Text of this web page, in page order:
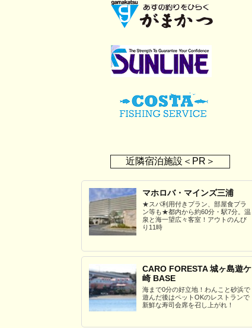
近隣宿泊施設＜PR＞
マホロバ・マインズ三浦
★スパ利用付きプラン、部屋食プラ
ン等も★都内から約60分・駅7分。温
泉と海一望広々客室！アウトのんび
り11時
CARO FORESTA 城ヶ島遊ケ
崎 BASE
海まで0分の好立地！わんこと砂浜で
遊んだ後はペットOKのレストランで
新鮮な寿司会席を召し上がれ！